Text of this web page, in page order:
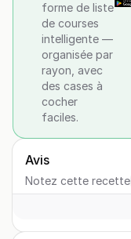
forme de liste
de courses
intelligente —
organisée par
rayon, avec
des cases à
cocher
faciles.
Avis
Notez cette recette